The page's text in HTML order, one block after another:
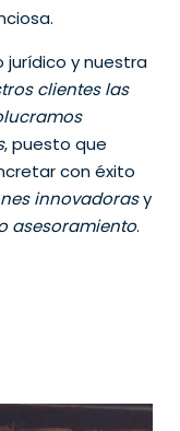
y nuestra
clientes las
, puesto que
con éxito
innovadorasy
asesoramiento.